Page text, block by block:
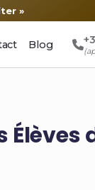
»
Blog